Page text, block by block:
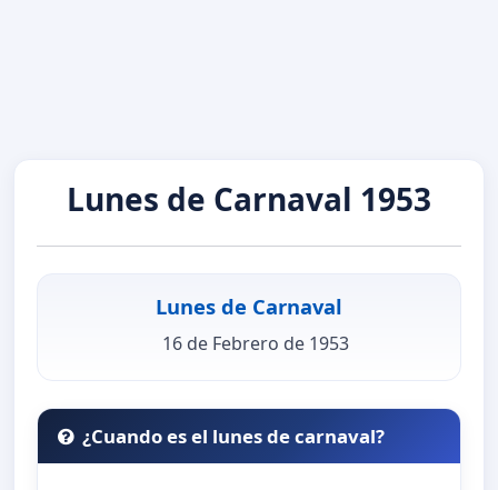
Lunes de Carnaval 1953
Lunes de Carnaval
16 de Febrero de 1953
¿Cuando es el lunes de carnaval?